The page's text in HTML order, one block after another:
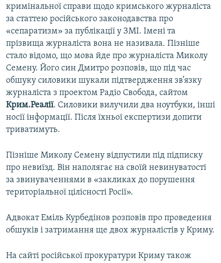
кримінальної справи щодо кримського журналіста
за статтею російського законодавства про
«сепаратизм» за публікації у ЗМІ. Імені та
прізвища журналіста вона не називала. Пізніше
стало відомо, що мова йде про журналіста Миколу
Семену. Його син Дмитро розповів, що під час
обшуку силовики шукали підтвердження зв’язку
журналіста з проектом Радіо Свобода, сайтом
Крим.Реалії. Силовики вилучили два ноутбуки, інші
носії інформації. Після їхньої експертизи допити
триватимуть.
Пізніше Миколу Семену відпустили під підписку
про невиїзд. Він наполягає на своїй невинуватості
за звинуваченнями в «закликах до порушення
територіальної цілісності Росії».
Адвокат Еміль Курбедінов розповів про проведення
обшуків і затримання ще двох журналістів у Криму.
На сайті російської прокуратури Криму також